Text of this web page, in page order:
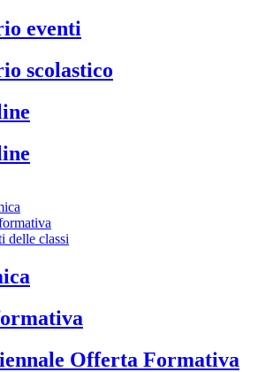
eventi
scolastico
delle classi
Offerta Formativa